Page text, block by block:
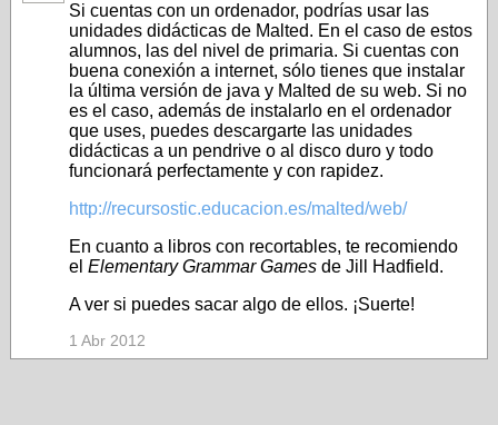
Si cuentas con un ordenador, podrías usar las
unidades didácticas de Malted. En el caso de estos
alumnos, las del nivel de primaria. Si cuentas con
buena conexión a internet, sólo tienes que instalar
la última versión de java y Malted de su web. Si no
es el caso, además de instalarlo en el ordenador
que uses, puedes descargarte las unidades
didácticas a un pendrive o al disco duro y todo
funcionará perfectamente y con rapidez.
http://recursostic.educacion.es/malted/web/
En cuanto a libros con recortables, te recomiendo
el Elementary Grammar Games de Jill Hadfield.
A ver si puedes sacar algo de ellos. ¡Suerte!
1 Abr 2012